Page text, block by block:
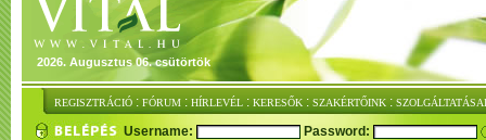
2026. Augusztus 06. csütörtök
REGISZTRÁCIÓ : FÓRUM : HÍRLEVÉL : KERESŐK : SZAKÉRTŐINK :
Username:
Password: